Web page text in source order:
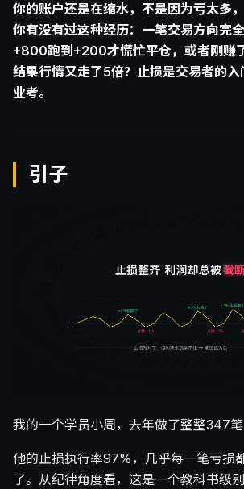
你的账户还是在缩水，不是因为亏太多
你有没有过这种经历：一笔交易方向完
+800跑到+200才慌忙平仓，或者刚赚
结果行情又走了5倍？止损是交易者的
业考。
引子
我的一个学员小周，去年做了整整347笔
他的止损执行率97%，几乎每一笔亏损
了。从纪律角度看，这是一个教科书级别